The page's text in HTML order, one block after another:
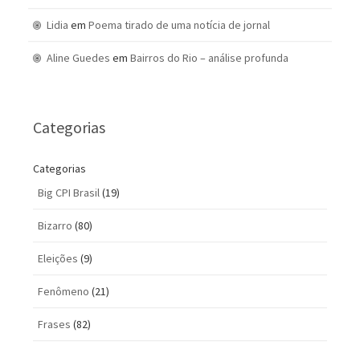
Lidia em Poema tirado de uma notícia de jornal
Aline Guedes em Bairros do Rio – análise profunda
Categorias
Categorias
Big CPI Brasil(19)
Bizarro (80)
Eleições (9)
Fenômeno (21)
Frases (82)